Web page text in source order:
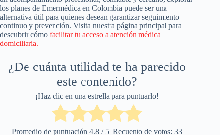
los planes de Emermédica en Colombia puede ser una
alternativa útil para quienes desean garantizar seguimiento
continuo y prevención. Visita nuestra página principal para
descubrir cómo facilitar tu acceso a atención médica
domiciliaria.
¿De cuánta utilidad te ha parecido
este contenido?
¡Haz clic en una estrella para puntuarlo!
Promedio de puntuación 4.8/ 5. Recuento de votos: 33